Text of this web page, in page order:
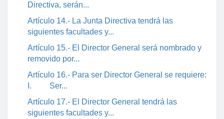
Directiva, serán...
Artículo 14.- La Junta Directiva tendrá las
siguientes facultades y...
Artículo 15.- El Director General será nombrado y
removido por...
Artículo 16.- Para ser Director General se requiere:
I. Ser...
Artículo 17.- El Director General tendrá las
siguientes facultades y...